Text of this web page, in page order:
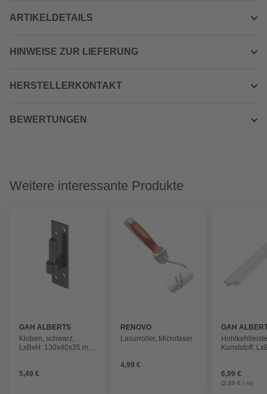
ARTIKELDETAILS
HINWEISE ZUR LIEFERUNG
HERSTELLERKONTAKT
BEWERTUNGEN
Weitere interessante Produkte
GAH ALBERTS
Kloben, schwarz,
LxBxH: 130x40x35 mm,
5,49 €
RENOVO
Lasurroller, Microfaser
4,99 €
GAH
Kunststoff,
6,99 €
(2,69 € / m)